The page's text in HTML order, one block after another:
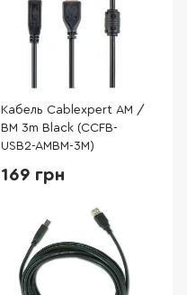
Кабель Cablexpert AM /
BM 3m Black (CCFB-
USB2-AMBM-3M)
169 грн